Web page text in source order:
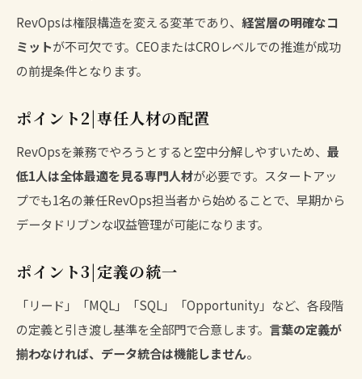
RevOpsは権限構造を変える変革であり、 経営層の明確なコ
ミットが不可欠です。CEOまたはCROレベルでの推進が成功
の前提条件となります。
ポイント2|専任人材の配置
RevOpsを兼務でやろうとすると空中分解しやすいため、 最
低1人は全体最適を見る専門人材が必要です。スタートアッ
プでも1名の兼任RevOps担当者から始めることで、早期から
データドリブンな収益管理が可能になります。
ポイント3|定義の統一
「リード」「MQL」「SQL」「Opportunity」など、各段階
の定義と引き渡し基準を全部門で合意します。 言葉の定義が
揃わなければ、データ統合は機能しません。